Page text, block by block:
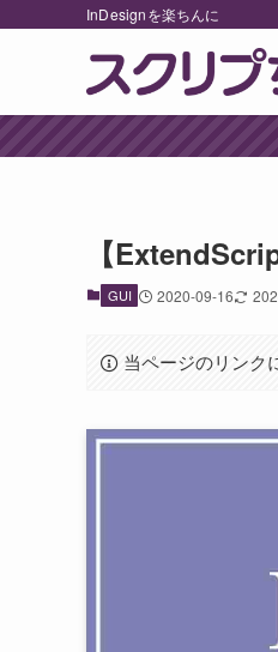
InDesignを楽ちんに
【
GUI 2020-09-16
当ページのリンク